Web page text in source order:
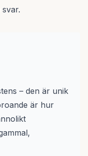
– den är unik
är hur